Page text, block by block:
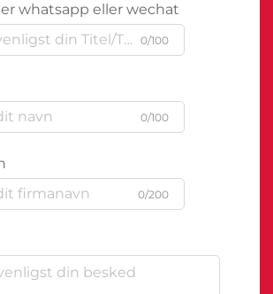
whatsapp eller wechat
0/100
0/100
0/200